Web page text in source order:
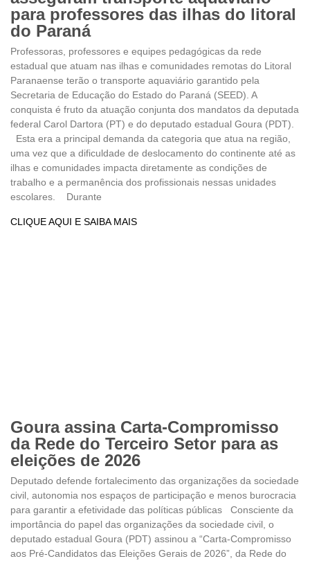
para professores das ilhas do litoral
do Paraná
Professoras, professores e equipes pedagógicas da rede
estadual que atuam nas ilhas e comunidades remotas do Litoral
Paranaense terão o transporte aquaviário garantido pela
Secretaria de Educação do Estado do Paraná (SEED). A
conquista é fruto da atuação conjunta dos mandatos da deputada
federal Carol Dartora (PT) e do deputado estadual Goura (PDT).
Esta era a principal demanda da categoria que atua na região,
uma vez que a dificuldade de deslocamento do continente até as
ilhas e comunidades impacta diretamente as condições de
trabalho e a permanência dos profissionais nessas unidades
escolares. Durante
CLIQUE AQUI E SAIBA MAIS
Goura assina Carta-Compromisso
da Rede do Terceiro Setor para as
eleições de 2026
Deputado defende fortalecimento das organizações da sociedade
civil, autonomia nos espaços de participação e menos burocracia
para garantir a efetividade das políticas públicas Consciente da
importância do papel das organizações da sociedade civil, o
deputado estadual Goura (PDT) assinou a “Carta-Compromisso
aos Pré-Candidatos das Eleições Gerais de 2026”, da Rede do